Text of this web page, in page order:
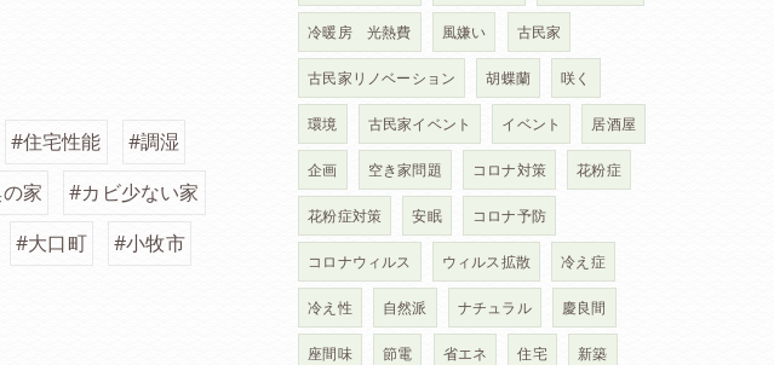
#住宅性能
#調湿
家
#カビ少ない家
#大口町 #小牧市
冷暖房 光熱費 風嫌い 古民家
古民家リノベーション 胡蝶蘭 咲く
環境 古民家イベント イベント 居酒屋
企画 空き家問題 コロナ対策 花粉症
花粉症対策 安眠 コロナ予防
コロナウィルス ウィルス拡散 冷え症
冷え性 自然派 ナチュラル 慶良間
座間味 節電 省エネ 住宅 新築